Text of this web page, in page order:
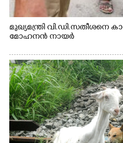
മുഖ്യമന്ത്രി വി.ഡി.സതീശനെ
മോഹനൻ നായർ